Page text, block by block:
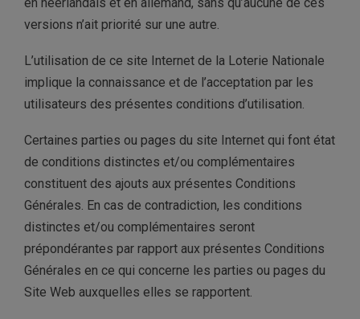
versions n’ait priorité sur une autre.
L’utilisation de ce site Internet de la Loterie Nationale
implique la connaissance et de l’acceptation par les
utilisateurs des présentes conditions d’utilisation.
Certaines parties ou pages du site Internet qui font état
de conditions distinctes et/ou complémentaires
constituent des ajouts aux présentes Conditions
Générales. En cas de contradiction, les conditions
distinctes et/ou complémentaires seront
prépondérantes par rapport aux présentes Conditions
Générales en ce qui concerne les parties ou pages du
Site Web auxquelles elles se rapportent.